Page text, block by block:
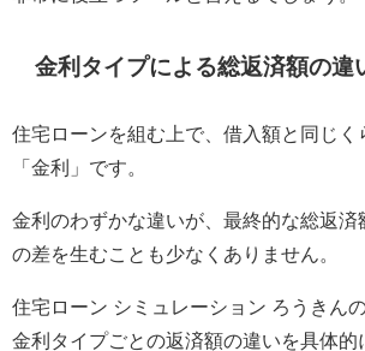
金利タイプによる総返済額の違
住宅ローンを組む上で、借入額と同じく
「金利」です。
金利のわずかな違いが、最終的な総返済
の差を生むことも少なくありません。
住宅ローン シミュレーション ろうきん
金利タイプごとの返済額の違いを具体的